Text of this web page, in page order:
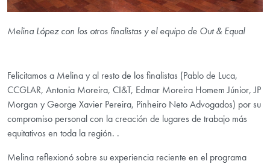
Melina López con los otros finalistas y el equipo de Out & Equal
Felicitamos a Melina y al resto de los finalistas (Pablo de Luca,
CCGLAR, Antonia Moreira, CI&T, Edmar Moreira Homem Júnior, JP
Morgan y George Xavier Pereira, Pinheiro Neto Advogados) por su
compromiso personal con la creación de lugares de trabajo más
equitativos en toda la región. .
Melina reflexionó sobre su experiencia reciente en el programa